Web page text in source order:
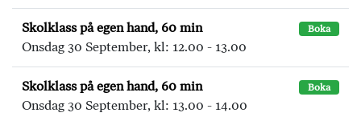
Skolklass på egen hand, 60 min Boka
Onsdag 30 September, kl: 12.00 - 13.00
Skolklass på egen hand, 60 min Boka
Onsdag 30 September, kl: 13.00 - 14.00